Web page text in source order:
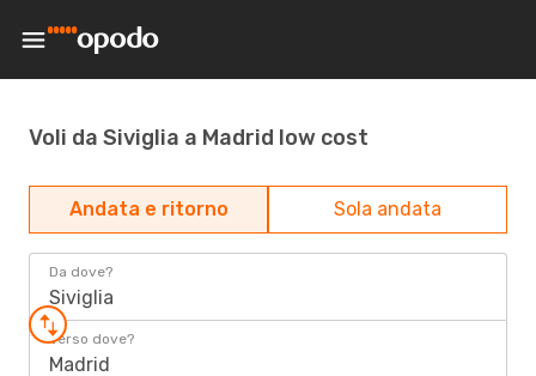
Voli da Siviglia a Madrid low cost
Andata e ritorno Sola andata
Da dove?
Siviglia
Verso dove?
Madrid